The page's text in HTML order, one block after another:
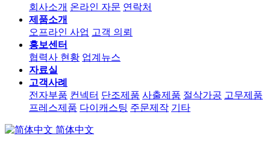
회사소개 온라인 자문 연락처
제품소개
오프라인 사업 고객 의뢰
홍보센터
협력사 현황 업계뉴스
자료실
고객사례
전자부품 컨넥터 단조제품 사출제품 절삭가공 고무제품
프레스제품 다이캐스팅 주문제작 기타
简体中文